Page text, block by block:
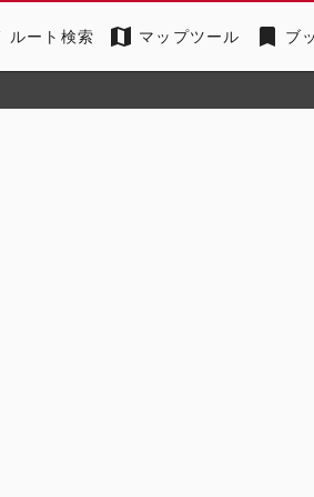
ルート検索 map マップツール bookmark ブ